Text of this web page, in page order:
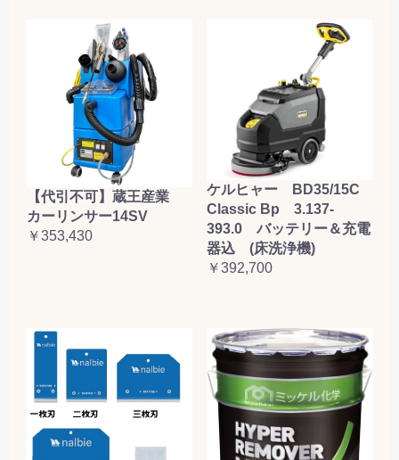
【代引不可】蔵王産業
カーリンサー14SV
￥353,430
ケルヒャー BD35/15C
Classic Bp 3.137-
393.0 バッテリー＆充電
器込 (床洗浄機)
￥392,700